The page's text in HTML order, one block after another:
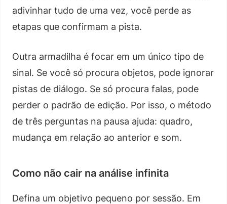
adivinhar tudo de uma vez, você perde as
etapas que confirmam a pista.
Outra armadilha é focar em um único tipo de
sinal. Se você só procura objetos, pode ignorar
pistas de diálogo. Se só procura falas, pode
perder o padrão de edição. Por isso, o método
de três perguntas na pausa ajuda: quadro,
mudança em relação ao anterior e som.
Como não cair na análise infinita
Defina um objetivo pequeno por sessão. Em